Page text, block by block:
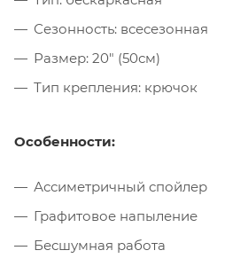
Сезонность: всесезонная
Размер: 20" (50см)
Тип крепления: крючок
Особенности:
Ассиметричный спойлер
Графитовое напыление
Бесшумная работа